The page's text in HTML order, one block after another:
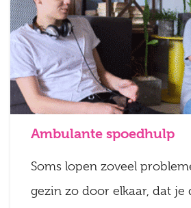
Ambulante spoedhulp
Soms lopen zoveel
gezin zo door elkaar, dat je